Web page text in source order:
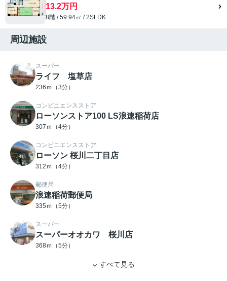
13.2万円
8階 / 59.94㎡ / 2SLDK
周辺施設
スーパー
ライフ 塩草店
236ｍ（3分）
コンビニエンスストア
ローソンストア100 LS浪速稲荷店
307ｍ（4分）
コンビニエンスストア
ローソン 桜川二丁目店
312ｍ（4分）
郵便局
浪速稲荷郵便局
335ｍ（5分）
スーパー
スーパーオオカワ 桜川店
368ｍ（5分）
すべて見る